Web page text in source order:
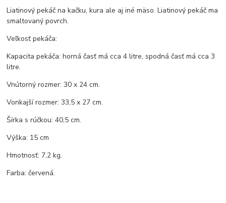
Liatinový pekáč na kačku, kura ale aj iné mäso. Liatinový pekáč ma
smaltovaný povrch.
Veľkosť pekáča:
Kapacita pekáča: horná časť má cca 4 litre, spodná časť má cca 3
litre.
Vnútorný rozmer: 30 x 24 cm.
Vonkajší rozmer: 33,5 x 27 cm.
Šírka s rúčkou: 40,5 cm.
Výška: 15 cm
Hmotnosť: 7,2 kg.
Farba: červená.